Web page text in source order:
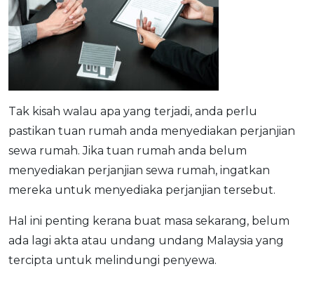
Tak kisah walau apa yang terjadi, anda perlu
pastikan tuan rumah anda menyediakan perjanjian
sewa rumah. Jika tuan rumah anda belum
menyediakan perjanjian sewa rumah, ingatkan
mereka untuk menyediaka perjanjian tersebut.
Hal ini penting kerana buat masa sekarang, belum
ada lagi akta atau undang undang Malaysia yang
tercipta untuk melindungi penyewa.